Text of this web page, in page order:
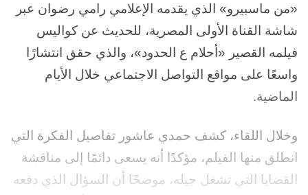
«من ماسبيرو» الذي يقدمه الإعلامي رامي رضوان عبر
شاشة القناة الأولى المصرية، للحديث عن كواليس
فيلمه القصير «أحلام ع الحدود»، والذي حقق انتشارًا
واسعًا على مواقع التواصل الاجتماعي خلال الأيام
الماضية.
وخلال اللقاء، كشف حمدي عاشور تفاصيل الفكرة التي
انطلق منها الفيلم، مؤكدًا أنه يسعى دائمًا إلى مناقشة
القضايا التي تشغل جيله، موضحًا أن السؤال الذي دفعه